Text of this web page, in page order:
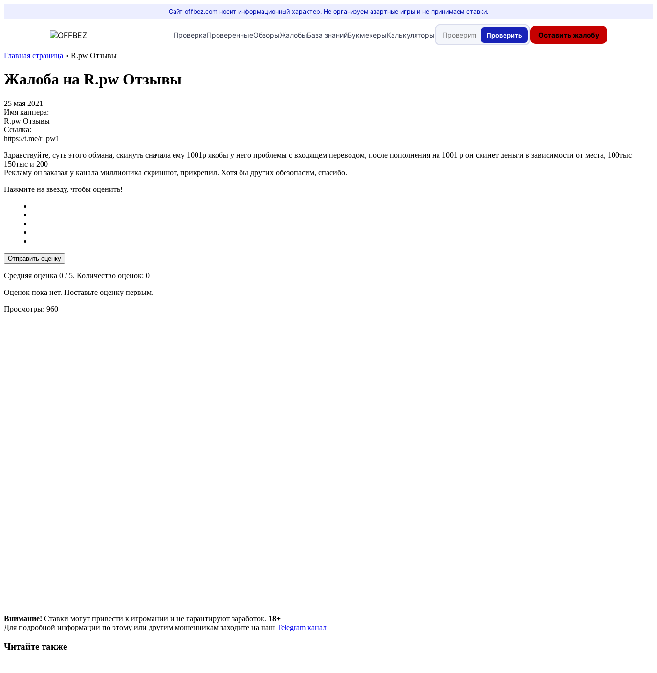
Сайт offbez.com носит информационный характер. Не организуем азартные игры и не принимаем ставки.
ПроверкаПроверенныеОбзорыЖалобыБаза знанийБукмекерыКалькуляторы Проверить Оставить жалобу
Главная страница » R.pw Отзывы
Жалоба на R.pw Отзывы
25 мая 2021
Имя каппера:
R.pw Отзывы
Ссылка:
https://t.me/r_pw1
Здравствуйте, суть этого обмана, скинуть сначала ему 1001р якобы у него проблемы с входящем переводом, после пополнения на 1001 р он скинет деньги в зависимости от места, 100тыс
150тыс и 200
Рекламу он заказал у канала миллионика скриншот, прикрепил. Хотя бы других обезопасим, спасибо.
Нажмите на звезду, чтобы оценить!
Отправить оценку
Средняя оценка 0 / 5. Количество оценок: 0
Оценок пока нет. Поставьте оценку первым.
Просмотры: 960
Внимание! Ставки могут привести к игромании и не гарантируют заработок. 18+
Для подробной информации по этому или другим мошенникам заходите на наш Telegram канал
Читайте также